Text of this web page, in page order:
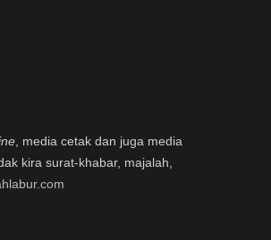
, media cetak dan juga media
kira surat-khabar, majalah,